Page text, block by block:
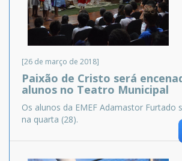
[26 de março de 2018]
Paixão de Cristo será
alunos no Teatro Municipal
Os alunos da EMEF Adamastor Furtado
na quarta (28).